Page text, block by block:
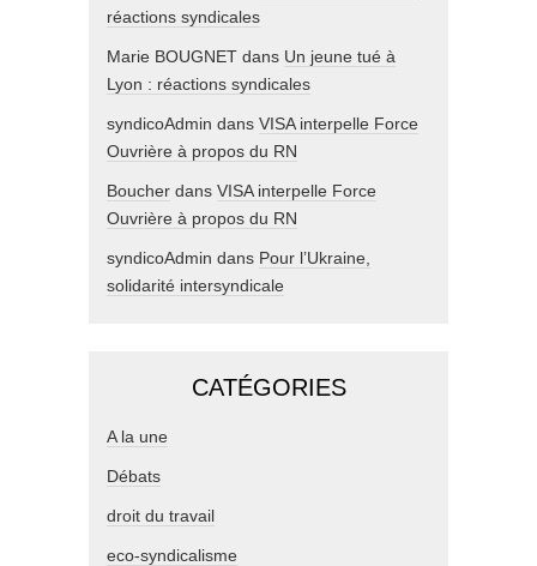
réactions syndicales
Marie BOUGNET dans Un jeune tué à
Lyon : réactions syndicales
syndicoAdmin dans VISA interpelle Force
Ouvrière à propos du RN
Boucher dans VISA interpelle Force
Ouvrière à propos du RN
syndicoAdmin dans Pour l’Ukraine,
solidarité intersyndicale
CATÉGORIES
A la une
Débats
droit du travail
eco-syndicalisme